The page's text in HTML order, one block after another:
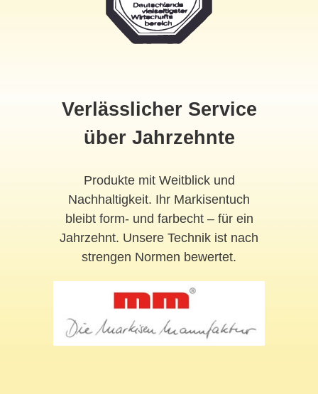
Verlässlicher Service
über Jahrzehnte
Produkte mit Weitblick und
Nachhaltigkeit. Ihr Markisentuch
bleibt form- und farbecht – für ein
Jahrzehnt. Unsere Technik ist nach
strengen Normen bewertet.